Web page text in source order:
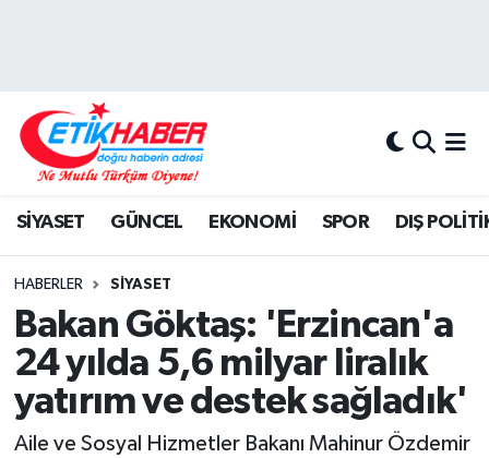
SİYASET GÜNCEL EKONOMİ SPOR DIŞ
HABERLER SİYASET
Bakan Göktaş: 'Erzincan'a
24 yılda 5,6 milyar liralık
yatırım ve destek sağladık'
Aile ve Sosyal Hizmetler Bakanı Mahinur Özdemir
DIŞ POLİTİKA
KÖŞE YAZILARI
KÜLTÜR-SANAT-MAGAZİN
Hava Durumu
Süper Lig Puan Durumu ve Fikstür
Tüm Manşetler
Son Dakika Haberleri